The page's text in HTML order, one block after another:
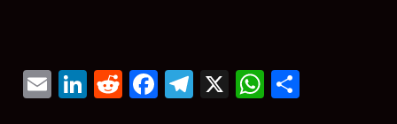
Email
LinkedIn
Reddit
Facebook
Telegram
X